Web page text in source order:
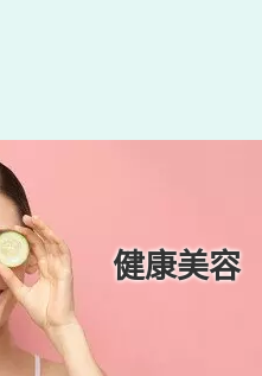
健康美容